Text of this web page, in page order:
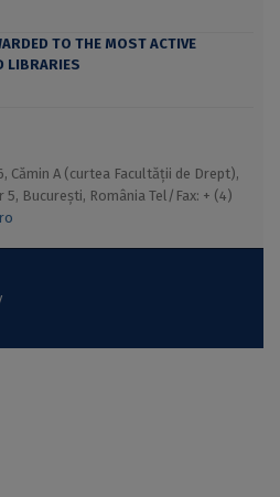
TO THE MOST ACTIVE
LIBRARIES
Cămin A (curtea Facultății de Drept),
5, București, România Tel/Fax: + (4)